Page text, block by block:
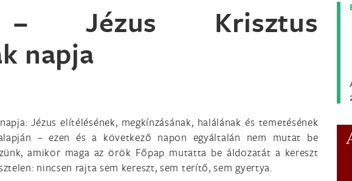
– Jézus Krisztus
napja
Jézus elítélésének, megkínzásának, halálának és temetésének
– ezen és a következő napon egyáltalán nem mutat be
amikor maga az örök Főpap mutatta be áldozatát a kereszt
nincsen rajta sem kereszt, sem terítő, sem gyertya.